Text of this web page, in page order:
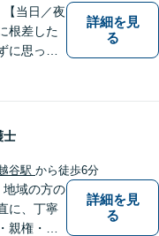
【当日／夜
根差した
に思って
詳細を見
る
士
谷駅 から徒歩6分
地域の方の
に、丁寧
親権・養
詳細を見
る